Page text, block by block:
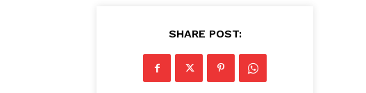
SHARE POST: